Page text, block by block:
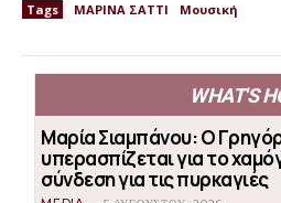
Tags ΜΑΡΙΝΑ ΣΑΤΤΙ Μουσική
WHAT'S
Μαρία Σιαμπάνου: Ο
υπερασπίζεται για το
σύνδεση για τις πυρκαγιές